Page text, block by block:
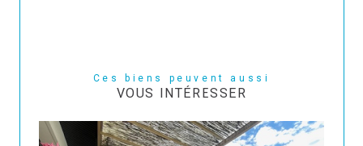
Ces biens peuvent aussi
VOUS INTÉRESSER